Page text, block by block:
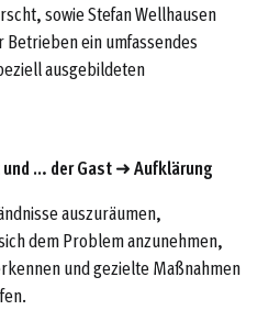
sowie Stefan Wellhausen
Betrieben ein umfassendes
ausgebildeten
… der Gast ➜ Aufklärung
auszuräumen,
dem Problem anzunehmen,
und gezielte Maßnahmen